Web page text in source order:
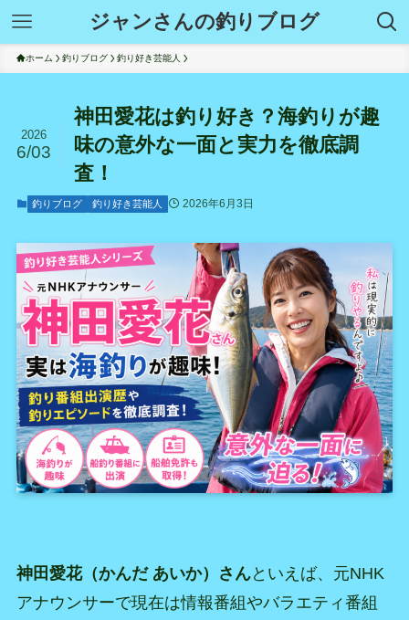
ジャンさんの釣りブログ
ホーム 釣りブログ 釣り好き芸能人
神田愛花は釣り好き？海釣りが趣
味の意外な一面と実力を徹底調
査！
2026
6/03
釣りブログ 釣り好き芸能人 2026年6月3日
神田愛花（かんだ あいか）さんといえば、元NHK
アナウンサーで現在は情報番組やバラエティ番組